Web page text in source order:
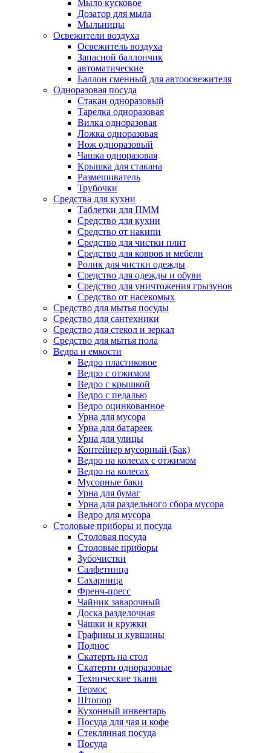
Мыло кусковое
Дозатор для мыла
Мыльницы
Освежители воздуха
Освежитель воздуха
Запасной баллончик
автоматические
Баллон сменный для автоосвежителя
Одноразовая посуда
Стакан одноразовый
Тарелка одноразовая
Вилка одноразовая
Ложка одноразовая
Нож одноразовый
Чашка одноразовая
Крышка для стакана
Размешиватель
Трубочки
Средства для кухни
Таблетки для ПММ
Средство для кухни
Средство от накипи
Средство для чистки плит
Средство для ковров и мебели
Ролик для чистки одежды
Средство для одежды и обуви
Средство для уничтожения грызунов
Средство от насекомых
Средство для мытья посуды
Средство для сантехники
Средство для стекол и зеркал
Средство для мытья пола
Ведра и емкости
Ведро пластиковое
Ведро с отжимом
Ведро с крышкой
Ведро с педалью
Ведро оцинкованное
Урна для мусора
Урна для батареек
Урна для улицы
Контейнер мусорный (Бак)
Ведро на колесах с отжимом
Ведро на колесах
Мусорные баки
Урна для бумаг
Урна для раздельного сбора мусора
Ведро для мусора
Столовые приборы и посуда
Столовая посуда
Столовые приборы
Зубочистки
Салфетница
Сахарница
Френч-пресс
Чайник заварочный
Доска разделочная
Чашки и кружки
Графины и кувшины
Поднос
Скатерть на стол
Скатерти одноразовые
Технические ткани
Термос
Штопор
Кухонный инвентарь
Посуда для чая и кофе
Стеклянная посуда
Посуда